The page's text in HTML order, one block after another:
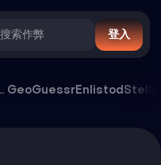
搜索作弊 登入
Mobile GeoGuessrEnlistodStella